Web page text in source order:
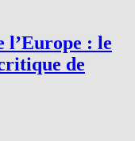
l’Europe : le
de